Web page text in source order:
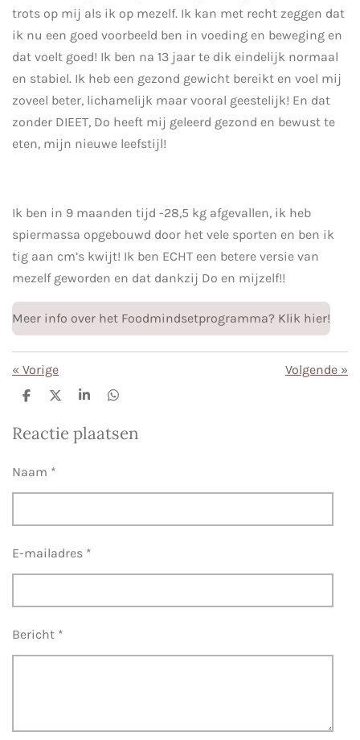
trots op mij als ik op mezelf. Ik kan met recht zeggen dat
ik nu een goed voorbeeld ben in voeding en beweging en
dat voelt goed! Ik ben na 13 jaar te dik eindelijk normaal
en stabiel. Ik heb een gezond gewicht bereikt en voel mij
zoveel beter, lichamelijk maar vooral geestelijk! En dat
zonder DIEET, Do heeft mij geleerd gezond en bewust te
eten, mijn nieuwe leefstijl!
Ik ben in 9 maanden tijd -28,5 kg afgevallen, ik heb
spiermassa opgebouwd door het vele sporten en ben ik
tig aan cm’s kwijt! Ik ben ECHT een betere versie van
mezelf geworden en dat dankzij Do en mijzelf!!
Meer info over het Foodmindsetprogramma? Klik hier!
« Vorige Volgende »
D
e
D
e
l
S
a
r
D
e
Reactie plaatsen
Naam *
E-mailadres *
Bericht *